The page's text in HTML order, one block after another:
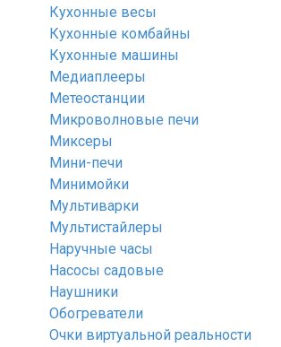
Кухонные весы
Кухонные комбайны
Кухонные машины
Медиаплееры
Метеостанции
Микроволновые печи
Миксеры
Мини-печи
Минимойки
Мультиварки
Мультистайлеры
Наручные часы
Насосы садовые
Наушники
Обогреватели
Очки виртуальной реальности